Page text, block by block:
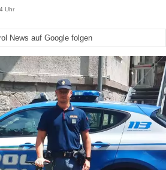
Uhr
News auf Google folgen